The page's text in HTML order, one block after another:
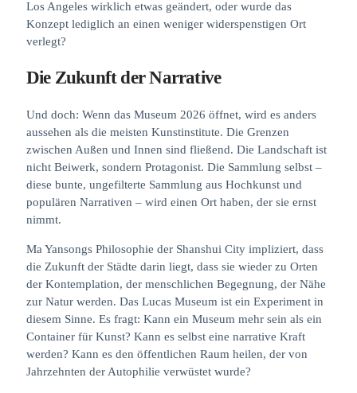
Los Angeles wirklich etwas geändert, oder wurde das
Konzept lediglich an einen weniger widerspenstigen Ort
verlegt?
Die Zukunft der Narrative
Und doch: Wenn das Museum 2026 öffnet, wird es anders
aussehen als die meisten Kunstinstitute. Die Grenzen
zwischen Außen und Innen sind fließend. Die Landschaft ist
nicht Beiwerk, sondern Protagonist. Die Sammlung selbst –
diese bunte, ungefilterte Sammlung aus Hochkunst und
populären Narrativen – wird einen Ort haben, der sie ernst
nimmt.
Ma Yansongs Philosophie der Shanshui City impliziert, dass
die Zukunft der Städte darin liegt, dass sie wieder zu Orten
der Kontemplation, der menschlichen Begegnung, der Nähe
zur Natur werden. Das Lucas Museum ist ein Experiment in
diesem Sinne. Es fragt: Kann ein Museum mehr sein als ein
Container für Kunst? Kann es selbst eine narrative Kraft
werden? Kann es den öffentlichen Raum heilen, der von
Jahrzehnten der Autophilie verwüstet wurde?